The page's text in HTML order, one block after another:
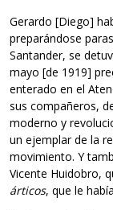
Gerardo [Diego]
preparándose
Santander, se
mayo [de 1919]
enterado en el
sus compañeros,
moderno y
un ejemplar de la
movimiento. Y
Vicente Huidobro,
árticos, que le